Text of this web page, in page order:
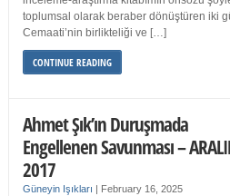
toplumsal olarak beraber dönüştüren iki
Cemaati’nin birlikteliği ve […]
CONTINUE READING
Ahmet Şık’ın Duruşmada
Engellenen Savunması –
2017
Güneyin Işıkları | February 16, 2025